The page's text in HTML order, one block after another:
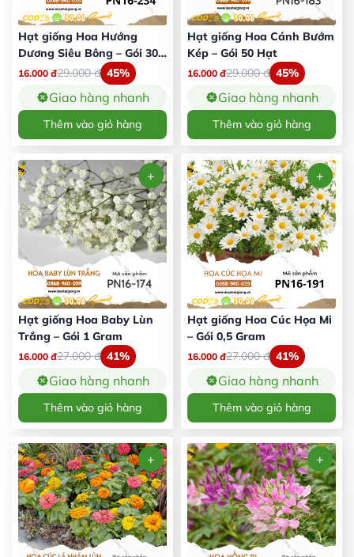
Hạt giống Hoa Hướng
Dương Siêu Bông – Gói 30
Hạt
16.000 đ29.000đ 45%
Giao hàng nhanh
Thêm vào giỏ hàng
Hạt giống Hoa Cánh Bướm
Kép – Gói 50 Hạt
16.000 đ29.000đ 45%
Giao hàng nhanh
Thêm vào giỏ hàng
Hạt giống Hoa Baby Lùn
Trắng – Gói 1 Gram
16.000 đ27.000đ 41%
Giao hàng nhanh
Thêm vào giỏ hàng
Hạt giống Hoa Cúc Họa Mi
– Gói 0,5 Gram
16.000 đ27.000đ 41%
Giao hàng nhanh
Thêm vào giỏ hàng